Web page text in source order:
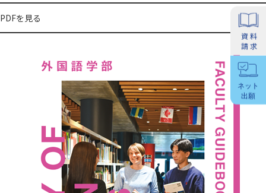
PDFを見る